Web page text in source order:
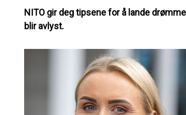
NITO gir deg tipsene for å lande
blir avlyst.